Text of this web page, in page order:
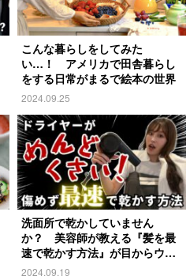
こんな暮らしをしてみた
い…！ アメリカで田舎暮らし
をする日常がまるで絵本の世界
2024.09.25
洗面所で乾かしていません
か？ 美容師が教える『髪を最
速で乾かす方法』が目からウロ
コ
2024.09.19